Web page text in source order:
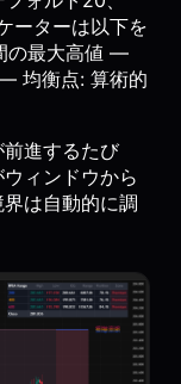
ーターは以下を
の最大高値 —
均衡点: 算術的
進するたび
ィンドウから
は自動的に調